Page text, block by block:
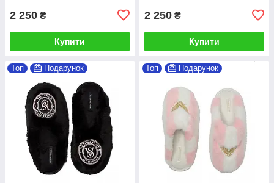
2 250 ₴
Купити
2 250 ₴
Купити
Топ Подарунок Топ Подарунок